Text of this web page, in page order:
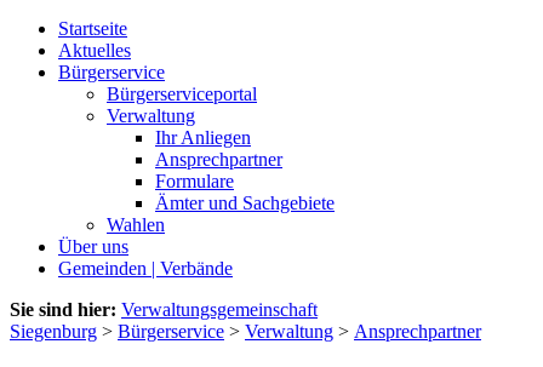
Startseite
Aktuelles
Bürgerservice
Bürgerserviceportal
Verwaltung
Ihr Anliegen
Ansprechpartner
Formulare
Ämter und Sachgebiete
Wahlen
Über uns
Gemeinden | Verbände
Sie sind hier: Verwaltungsgemeinschaft
Siegenburg > Bürgerservice > Verwaltung > Ansprechpartner